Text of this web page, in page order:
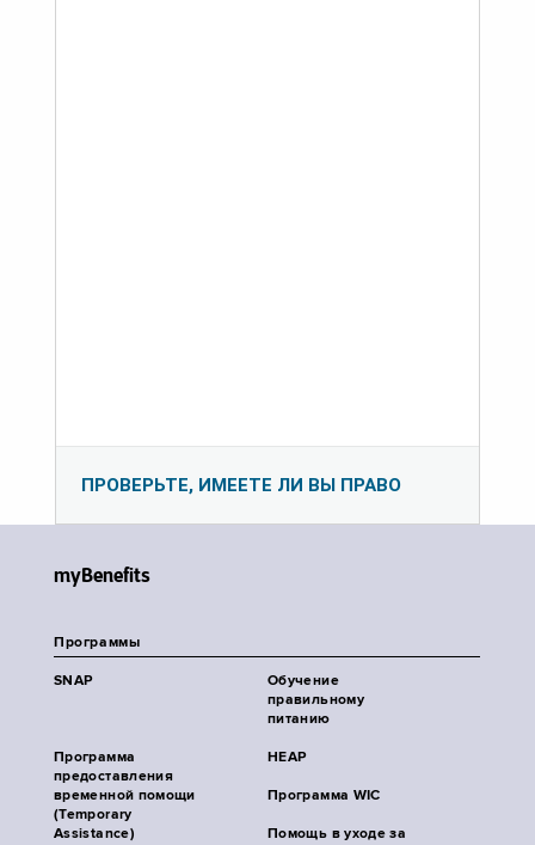
ПРОВЕРЬТЕ, ИМЕЕТЕ ЛИ ВЫ ПРАВО
myBenefits
Программы
SNAP
Обучение
правильному
питанию
Программа
предоставления
временной помощи
(Temporary
Assistance)
HEAP
Программа WIC
Помощь в уходе за